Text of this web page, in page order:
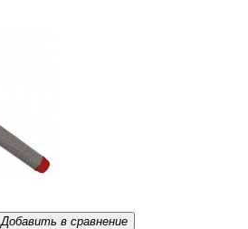
Добавить в сравнение